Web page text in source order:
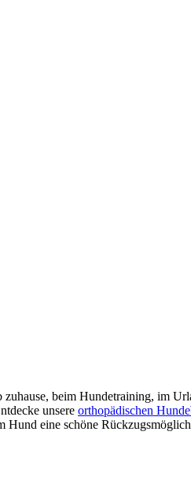
beim Hundetraining, im
unsere orthopädischen
Hund eine schöne